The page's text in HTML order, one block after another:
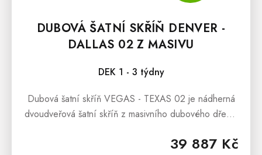
DUBOVÁ ŠATNÍ SKŘÍŇ DENVER -
DALLAS 02 Z MASIVU
DEK 1 - 3 týdny
39 887 Kč
Dubová šatní skříň VEGAS - TEXAS 02 je nádherná
dvoudveřová šatní skříň z masivního dubového dřeva,
ložnice. Masivní nábytek VEGAS - TEXAS...